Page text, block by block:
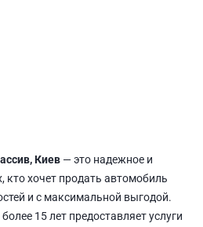
Киев — это надежное и
кто хочет продать автомобиль
и с максимальной выгодой.
15 лет предоставляет услуги